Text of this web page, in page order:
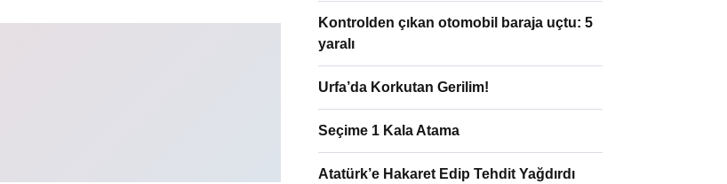
Kontrolden çıkan otomobil baraja uçtu: 5
yaralı
Urfa’da Korkutan Gerilim!
Seçime 1 Kala Atama
Atatürk’e Hakaret Edip Tehdit Yağdırdı